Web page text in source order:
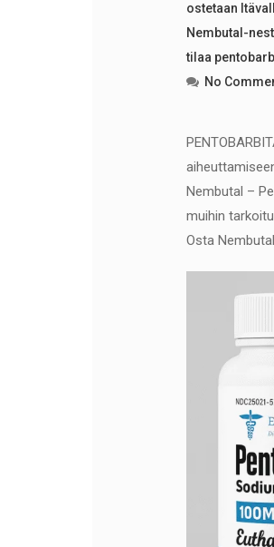
ostetaan
Nembutal-
tilaa
No
Nembutal –
muihin
Osta